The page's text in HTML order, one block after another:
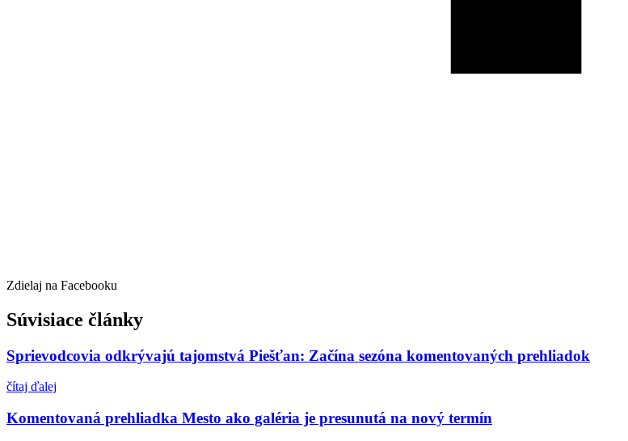
Zdielaj na Facebooku
Súvisiace články
Sprievodcovia odkrývajú tajomstvá Piešťan: Začína sezóna komentovaných prehliadok
čítaj ďalej
Komentovaná prehliadka Mesto ako galéria je presunutá na nový termín